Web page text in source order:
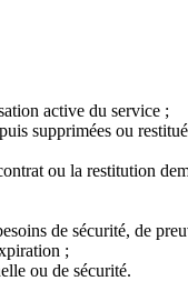
active du service ;
supprimées ou
ou la restitution
de sécurité, de
;
ou de sécurité.